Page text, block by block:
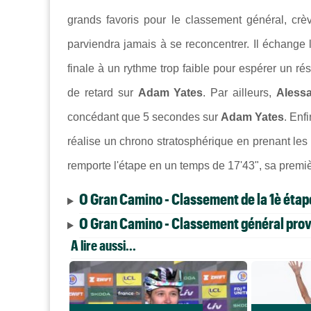
grands favoris pour le classement général,
parviendra jamais à se reconcentrer. Il
finale à un rythme trop faible pour espérer un
de retard sur Adam Yates. Par ailleurs,
concédant que 5 secondes sur Adam Yates.
réalise un chrono stratosphérique en prenant
remporte l'étape en un temps de 17'43", sa
O Gran Camino - Classement de la 1è
O Gran Camino - Classement général
A lire aussi...